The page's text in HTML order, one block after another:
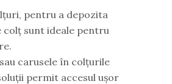
pentru a depozita
colț sunt ideale pentru
carusele în colțurile
permit accesul ușor